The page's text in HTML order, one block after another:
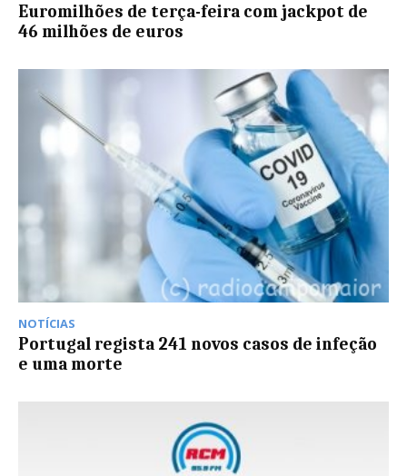
Euromilhões de terça-feira com jackpot de
46 milhões de euros
NOTÍCIAS
Portugal regista 241 novos casos de infeção
e uma morte